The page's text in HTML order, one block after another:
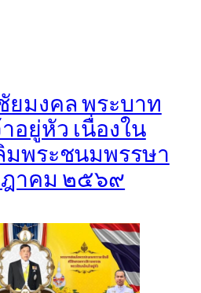
ยมงคล พระบาท
อยู่หัว เนื่องใน
มพระชนมพรรษา
าคม ๒๕๖๙